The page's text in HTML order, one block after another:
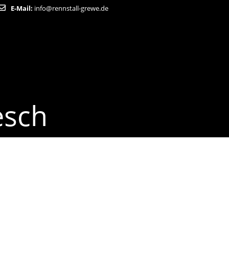
E-Mail: info@rennstall-grewe.de